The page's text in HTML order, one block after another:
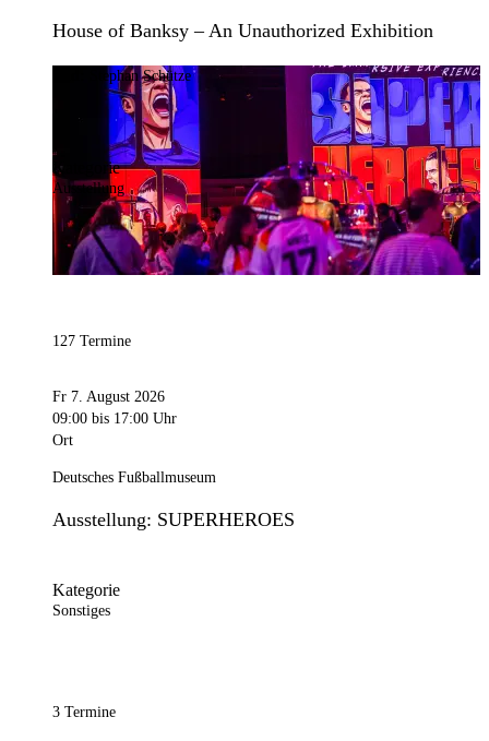
House of Banksy – An Unauthorized Exhibition
Stephan Schütze
Kategorie
Ausstellung
127 Termine
Fr 7. August 2026
09:00 bis 17:00 Uhr
Ort
Deutsches Fußballmuseum
Ausstellung: SUPERHEROES
Kategorie
Sonstiges
3 Termine